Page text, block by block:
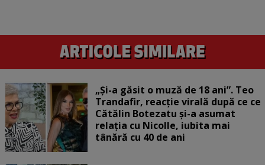
„Și-a găsit o muză de 18 ani”. Teo
Trandafir, reacție virală după ce ce
Cătălin Botezatu și-a asumat
relația cu Nicolle, iubita mai
tânără cu 40 de ani